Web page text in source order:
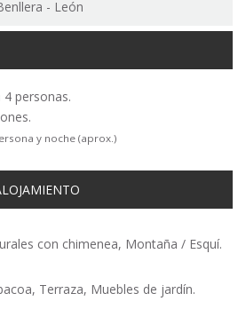
- León
personas.
y noche (aprox.)
con chimenea, Montaña / Esquí.
Terraza, Muebles de jardín.